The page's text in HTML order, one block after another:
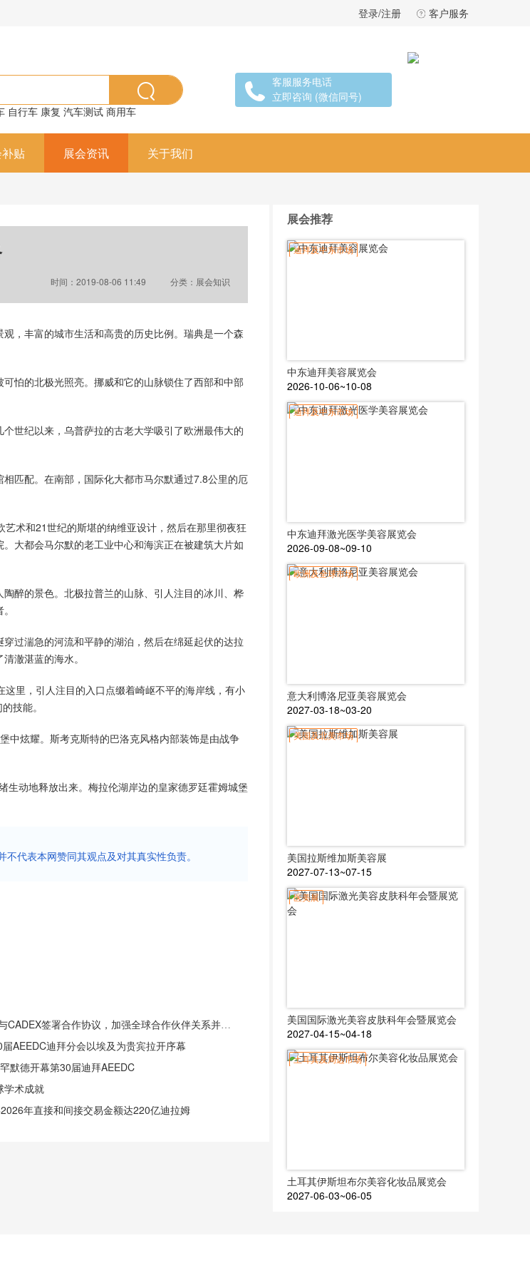
登录/注册 客户服务
自行车 康复 汽车测试 商用车
客服服务电话
立即咨询 (微信同号)
贴 展会资讯 关于我们
时间：2019-08-06 11:49 分类：展会知识
，丰富的城市生活和高贵的历史比例。瑞典是一个森
怕的北极光照亮。挪威和它的山脉锁住了西部和中部
世纪以来，乌普萨拉的古老大学吸引了欧洲最伟大的
匹配。在南部，国际化大都市马尔默通过7.8公里的厄
术和21世纪的斯堪的纳维亚设计，然后在那里彻夜狂
大都会马尔默的老工业中心和海滨正在被建筑大片如
醉的景色。北极拉普兰的山脉、引人注目的冰川、桦
过湍急的河流和平静的湖泊，然后在绵延起伏的达拉
澈湛蓝的海水。
里，引人注目的入口点缀着崎岖不平的海岸线，有小
技能。
中炫耀。斯考克斯特的巴洛克风格内部装饰是由战争
动地释放出来。梅拉伦湖岸边的皇家德罗廷霍姆城堡
代表本网赞同其观点及对其真实性负责。
AEEDC迪拜与CADEX签署合作协议，加强全球合作伙伴关系并确保相互支持
AEEDC迪拜分会以埃及为贵宾拉开序幕
罕默德开幕第30届迪拜AEEDC
学术成就
年直接和间接交易金额达220亿迪拉姆
展会推荐
迪拜及中东市场
中东迪拜美容展览会
2026-10-06~10-08
迪拜及中东市场
中东迪拜激光医学美容展览会
2026-09-08~09-10
欧洲及全球市场
意大利博洛尼亚美容展览会
2027-03-18~03-20
美国及北美市场
美国拉斯维加斯美容展
2027-07-13~07-15
医美展
美国国际激光美容皮肤科年会暨展览会
2027-04-15~04-18
土耳其及周边市场
土耳其伊斯坦布尔美容化妆品展览会
2027-06-03~06-05